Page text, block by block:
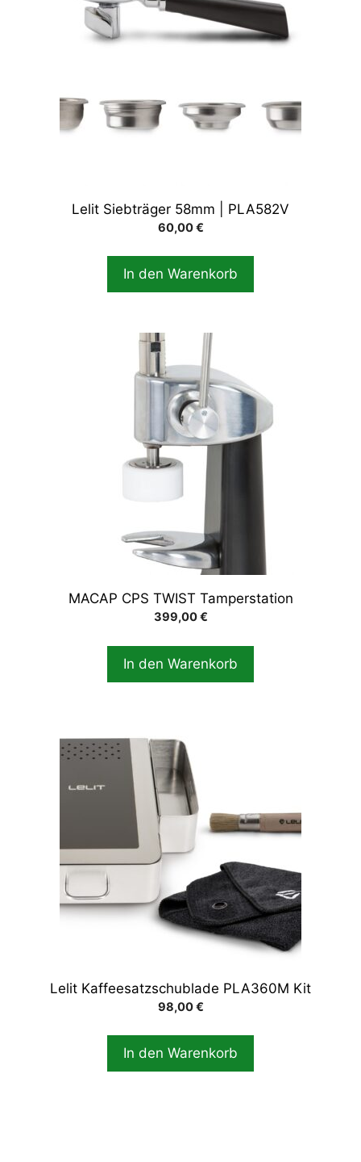
Lelit Siebträger 58mm | PLA582V
60,00€
In den Warenkorb
MACAP CPS TWIST Tamperstation
399,00€
In den Warenkorb
Lelit Kaffeesatzschublade PLA360M Kit
98,00€
In den Warenkorb